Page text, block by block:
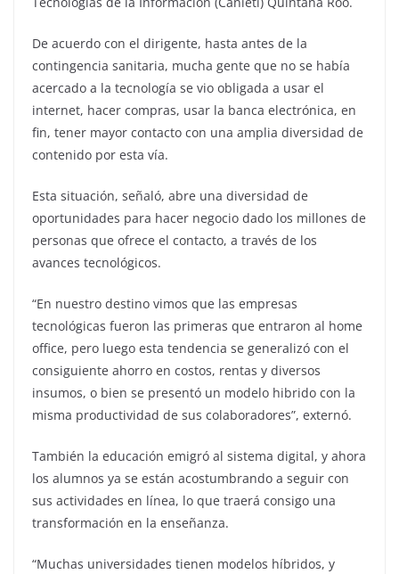
De acuerdo con el dirigente, hasta antes de la
contingencia sanitaria, mucha gente que no se había
acercado a la tecnología se vio obligada a usar el
internet, hacer compras, usar la banca electrónica, en
fin, tener mayor contacto con una amplia diversidad de
contenido por esta vía.
Esta situación, señaló, abre una diversidad de
oportunidades para hacer negocio dado los millones de
personas que ofrece el contacto, a través de los
avances tecnológicos.
“En nuestro destino vimos que las empresas
tecnológicas fueron las primeras que entraron al home
office, pero luego esta tendencia se generalizó con el
consiguiente ahorro en costos, rentas y diversos
insumos, o bien se presentó un modelo hibrido con la
misma productividad de sus colaboradores”, externó.
También la educación emigró al sistema digital, y ahora
los alumnos ya se están acostumbrando a seguir con
sus actividades en línea, lo que traerá consigo una
transformación en la enseñanza.
“Muchas universidades tienen modelos híbridos, y